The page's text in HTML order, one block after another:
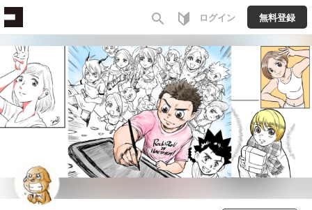
search ログイン 無料登録